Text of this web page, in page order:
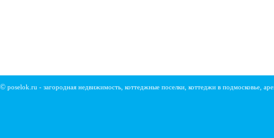
© poselok.ru - загородная недвижимость, коттеджные поселки, коттеджи в подмосковье,